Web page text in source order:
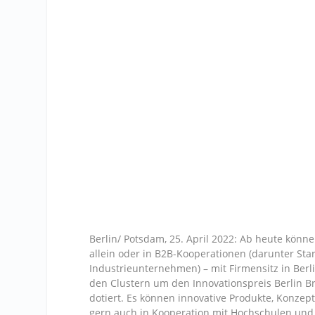
Berlin/ Potsdam, 25. April 2022: Ab heute
allein oder in B2B-Kooperationen (darunter
Industrieunternehmen) – mit Firmensitz in
den Clustern um den Innovationspreis Berlin
dotiert. Es können innovative Produkte,